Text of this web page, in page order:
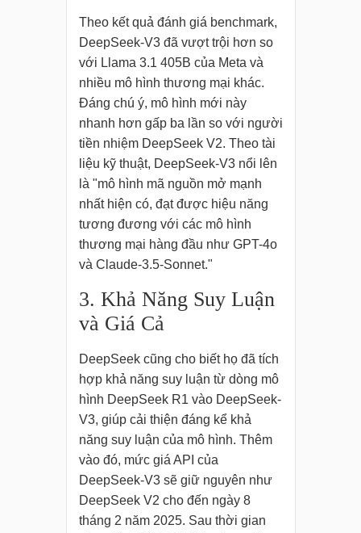
Theo kết quả đánh giá benchmark,
DeepSeek-V3 đã vượt trội hơn so
với Llama 3.1 405B của Meta và
nhiều mô hình thương mại khác.
Đáng chú ý, mô hình mới này
nhanh hơn gấp ba lần so với người
tiền nhiệm DeepSeek V2. Theo tài
liệu kỹ thuật, DeepSeek-V3 nổi lên
là "mô hình mã nguồn mở mạnh
nhất hiện có, đạt được hiệu năng
tương đương với các mô hình
thương mại hàng đầu như GPT-4o
và Claude-3.5-Sonnet."
3. Khả Năng Suy Luận
và Giá Cả
DeepSeek cũng cho biết họ đã tích
hợp khả năng suy luận từ dòng mô
hình DeepSeek R1 vào DeepSeek-
V3, giúp cải thiện đáng kể khả
năng suy luận của mô hình. Thêm
vào đó, mức giá API của
DeepSeek-V3 sẽ giữ nguyên như
DeepSeek V2 cho đến ngày 8
tháng 2 năm 2025. Sau thời gian